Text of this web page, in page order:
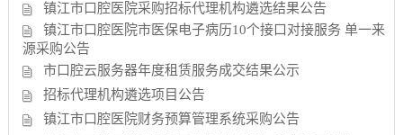
镇江市口腔医院采购招标代理机构遴选结果公告
镇江市口腔医院市医保电子病历10个接口对接服务 单一来
源采购公告
市口腔云服务器年度租赁服务成交结果公示
招标代理机构遴选项目公告
镇江市口腔医院财务预算管理系统采购公告